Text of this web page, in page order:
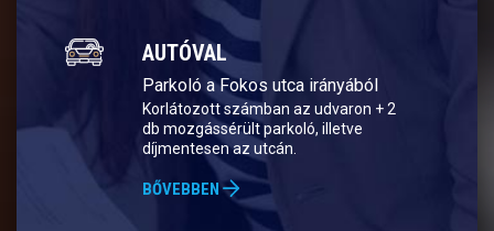
AUTÓVAL
Parkoló a Fokos utca irányából
Korlátozott számban az udvaron + 2
db mozgássérült parkoló, illetve
díjmentesen az utcán.
BŐVEBBEN